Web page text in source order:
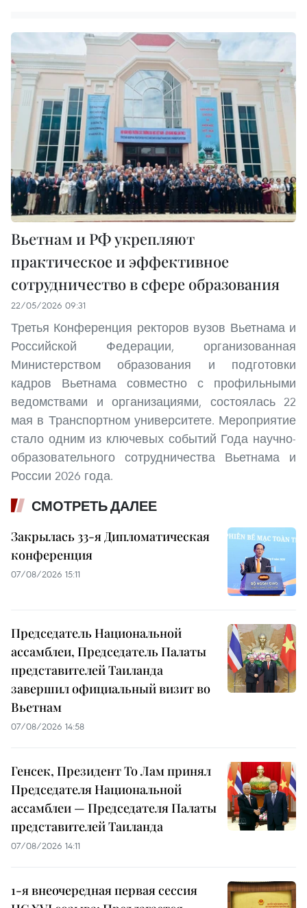
Вьетнам и РФ укрепляют
практическое и эффективное
сотрудничество в сфере образования
22/05/2026 09:31
Третья Конференция ректоров вузов Вьетнама и
Российской Федерации, организованная
Министерством образования и подготовки
кадров Вьетнама совместно с профильными
ведомствами и организациями, состоялась 22
мая в Транспортном университете. Мероприятие
стало одним из ключевых событий Года научно-
образовательного сотрудничества Вьетнама и
России 2026 года.
СМОТРЕТЬ ДАЛЕЕ
Закрылась 33-я Дипломатическая
конференция
07/08/2026 15:11
Председатель Национальной
ассамблеи, Председатель Палаты
представителей Таиланда
завершил официальный визит во
Вьетнам
07/08/2026 14:58
Генсек, Президент То Лам принял
Председателя Национальной
ассамблеи — Председателя Палаты
представителей Таиланда
07/08/2026 14:11
1-я внеочередная первая сессия